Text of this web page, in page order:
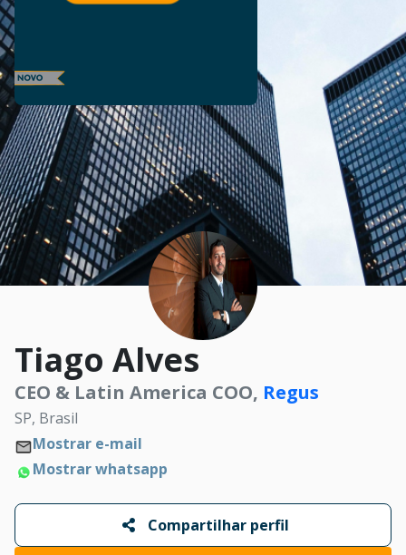
Tiago Alves
CEO & Latin America COO, Regus
SP, Brasil
Mostrar e-mail
Mostrar whatsapp
Compartilhar perfil